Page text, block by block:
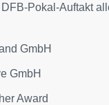
Pokal-Auftakt
GmbH
GmbH
Award